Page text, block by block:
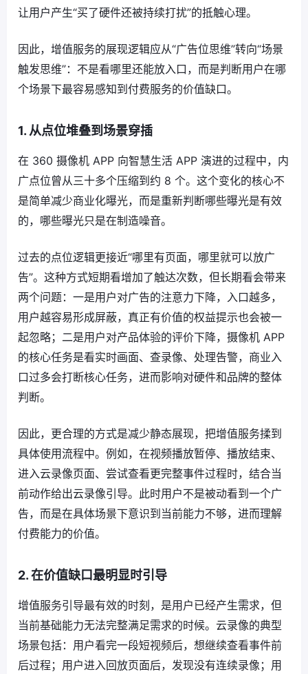
让用户产生“买了硬件还被持续打扰”的抵触心理。
因此，增值服务的展现逻辑应从“广告位思维”转向“场景
触发思维”：不是看哪里还能放入口，而是判断用户在哪
个场景下最容易感知到付费服务的价值缺口。
1. 从点位堆叠到场景穿插
在 360 摄像机 APP 向智慧生活 APP 演进的过程中，内
广点位曾从三十多个压缩到约 8 个。这个变化的核心不
是简单减少商业化曝光，而是重新判断哪些曝光是有效
的，哪些曝光只是在制造噪音。
过去的点位逻辑更接近“哪里有页面，哪里就可以放广
告”。这种方式短期看增加了触达次数，但长期看会带来
两个问题：一是用户对广告的注意力下降，入口越多，
用户越容易形成屏蔽，真正有价值的权益提示也会被一
起忽略；二是用户对产品体验的评价下降，摄像机 APP
的核心任务是看实时画面、查录像、处理告警，商业入
口过多会打断核心任务，进而影响对硬件和品牌的整体
判断。
因此，更合理的方式是减少静态展现，把增值服务揉到
具体使用流程中。例如，在视频播放暂停、播放结束、
进入云录像页面、尝试查看更完整事件过程时，结合当
前动作给出云录像引导。此时用户不是被动看到一个广
告，而是在具体场景下意识到当前能力不够，进而理解
付费能力的价值。
2. 在价值缺口最明显时引导
增值服务引导最有效的时刻，是用户已经产生需求，但
当前基础能力无法完整满足需求的时候。云录像的典型
场景包括：用户看完一段短视频后，想继续查看事件前
后过程；用户进入回放页面后，发现没有连续录像；用